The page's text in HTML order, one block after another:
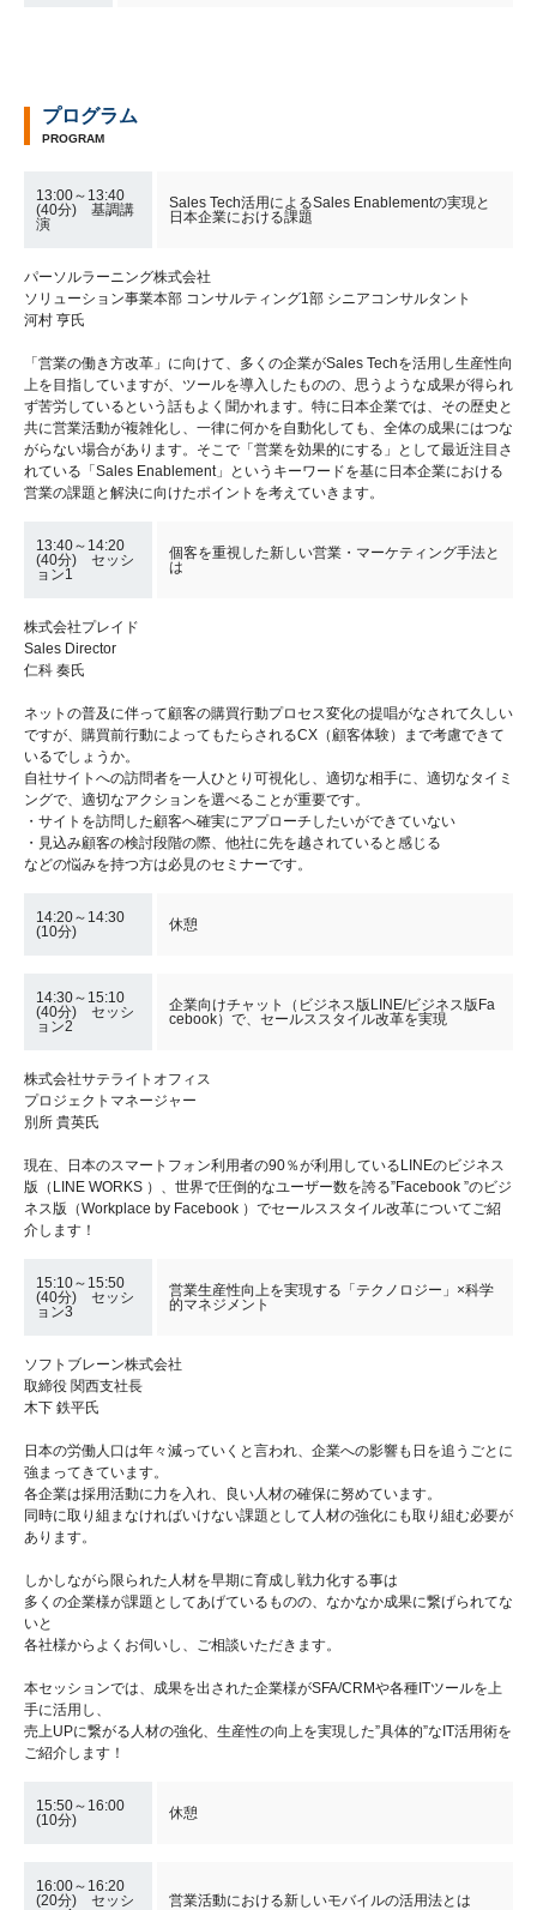
プログラム
PROGRAM
13:00～13:40
(40分) 基調講
演
Sales Tech活用によるSales Enablementの実現と
日本企業における課題
パーソルラーニング株式会社
ソリューション事業本部 コンサルティング1部 シニアコンサルタント
河村 亨氏
「営業の働き方改革」に向けて、多くの企業がSales Techを活用し生産性向
上を目指していますが、ツールを導入したものの、思うような成果が得られ
ず苦労しているという話もよく聞かれます。特に日本企業では、その歴史と
共に営業活動が複雑化し、一律に何かを自動化しても、全体の成果にはつな
がらない場合があります。そこで「営業を効果的にする」として最近注目さ
れている「Sales Enablement」というキーワードを基に日本企業における
営業の課題と解決に向けたポイントを考えていきます。
13:40～14:20
(40分) セッシ
ョン1
個客を重視した新しい営業・マーケティング手法と
は
株式会社プレイド
Sales Director
仁科 奏氏
ネットの普及に伴って顧客の購買行動プロセス変化の提唱がなされて久しい
ですが、購買前行動によってもたらされるCX（顧客体験）まで考慮できて
いるでしょうか。
自社サイトへの訪問者を一人ひとり可視化し、適切な相手に、適切なタイミ
ングで、適切なアクションを選べることが重要です。
・サイトを訪問した顧客へ確実にアプローチしたいができていない
・見込み顧客の検討段階の際、他社に先を越されていると感じる
などの悩みを持つ方は必見のセミナーです。
14:20～14:30
(10分)
休憩
14:30～15:10
(40分) セッシ
ョン2
企業向けチャット（ビジネス版LINE/ビジネス版Fa
cebook）で、セールススタイル改革を実現
株式会社サテライトオフィス
プロジェクトマネージャー
別所 貴英氏
現在、日本のスマートフォン利用者の90％が利用しているLINEのビジネス
版（LINE WORKS ）、世界で圧倒的なユーザー数を誇る”Facebook ”のビジ
ネス版（Workplace by Facebook ）でセールススタイル改革についてご紹
介します！
15:10～15:50
(40分) セッシ
ョン3
営業生産性向上を実現する「テクノロジー」×科学
的マネジメント
ソフトブレーン株式会社
取締役 関西支社長
木下 鉄平氏
日本の労働人口は年々減っていくと言われ、企業への影響も日を追うごとに
強まってきています。
各企業は採用活動に力を入れ、良い人材の確保に努めています。
同時に取り組まなければいけない課題として人材の強化にも取り組む必要が
あります。
しかしながら限られた人材を早期に育成し戦力化する事は
多くの企業様が課題としてあげているものの、なかなか成果に繋げられてな
いと
各社様からよくお伺いし、ご相談いただきます。
本セッションでは、成果を出された企業様がSFA/CRMや各種ITツールを上
手に活用し、
売上UPに繋がる人材の強化、生産性の向上を実現した”具体的”なIT活用術を
ご紹介します！
15:50～16:00
(10分)
休憩
16:00～16:20
(20分) セッシ
営業活動における新しいモバイルの活用法とは